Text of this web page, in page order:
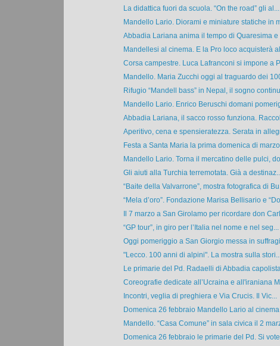
La didattica fuori da scuola. “On the road” gli al...
Mandello Lario. Diorami e miniature statiche in
Abbadia Lariana anima il tempo di Quaresima e
Mandellesi al cinema. E la Pro loco acquisterà
Corsa campestre. Luca Lafranconi si impone a
Mandello. Maria Zucchi oggi al traguardo dei
Rifugio “Mandell bass” in Nepal, il sogno
Mandello Lario. Enrico Beruschi domani
Abbadia Lariana, il sacco rosso funziona.
Aperitivo, cena e spensieratezza. Serata in
Festa a Santa Maria la prima domenica di
Mandello Lario. Torna il mercatino delle pulci,
Gli aiuti alla Turchia terremotata. Già a
“Baite della Valvarrone”, mostra fotografica di
“Mela d’oro”. Fondazione Marisa Bellisario e
Il 7 marzo a San Girolamo per ricordare don
“GP tour”, in giro per l’Italia nel nome e nel seg...
Oggi pomeriggio a San Giorgio messa in
"Lecco. 100 anni di alpini". La mostra sulla
Le primarie del Pd. Radaelli di Abbadia
Coreografie dedicate all’Ucraina e all'iraniana
Incontri, veglia di preghiera e Via Crucis. Il Vic...
Domenica 26 febbraio Mandello Lario al
Mandello. “Casa Comune” in sala civica il 2
Domenica 26 febbraio le primarie del Pd. Si